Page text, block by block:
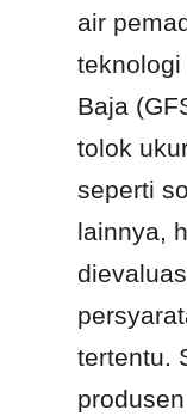
air
teknologi
Baja
tolok
seperti
lainnya,
tertentu.